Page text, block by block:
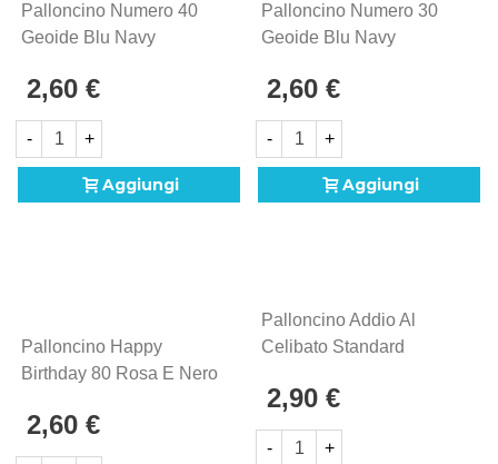
Palloncino Numero 40
Geoide Blu Navy
(45cm) In Mylar, 1pz.
2,60 €
- +
Aggiungi
Palloncino Numero 30
Geoide Blu Navy
(45cm) In Mylar, 1pz.
2,60 €
- +
Aggiungi
Palloncino Happy
Birthday 80 Rosa E Nero
Shape 18" (45cm) In
Mylar, 1pz.
2,60 €
Palloncino Addio Al
Celibato Standard
Mylar, 1pz.
2,90 €
- +